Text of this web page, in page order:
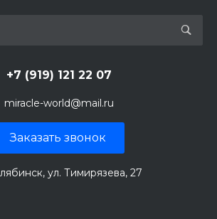
+7 (919) 121 22 07
miracle-world@mail.ru
Заказать звонок
ул. Тимирязева, 27